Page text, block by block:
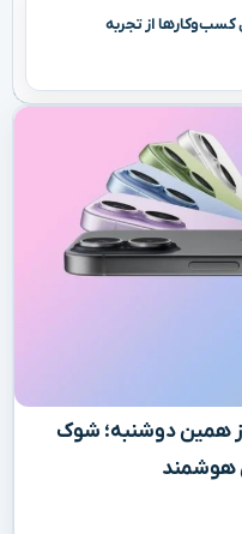
کسب‌وکارها از تجربه
افزایش قیمت آیفون ۱۷ از همین دوشنبه؛ شوک
هوشمند